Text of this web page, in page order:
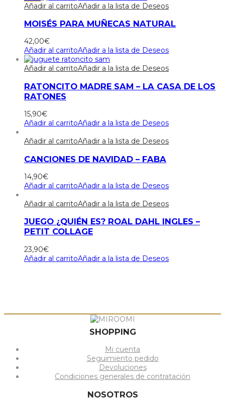
Añadir al carritoAñadir a la lista de Deseos
MOISÉS PARA MUÑECAS NATURAL
42,00€
Añadir al carritoAñadir a la lista de Deseos
Añadir al carritoAñadir a la lista de Deseos
RATONCITO MADRE SAM – LA CASA DE LOS
RATONES
15,90€
Añadir al carritoAñadir a la lista de Deseos
Añadir al carritoAñadir a la lista de Deseos
CANCIONES DE NAVIDAD – FABA
14,90€
Añadir al carritoAñadir a la lista de Deseos
Añadir al carritoAñadir a la lista de Deseos
JUEGO ¿QUIÉN ES? ROAL DAHL INGLES –
PETIT COLLAGE
23,90€
Añadir al carritoAñadir a la lista de Deseos
SHOPPING
Mi cuenta
Seguimiento pedido
Devoluciones
Condiciones generales de contratación
NOSOTROS